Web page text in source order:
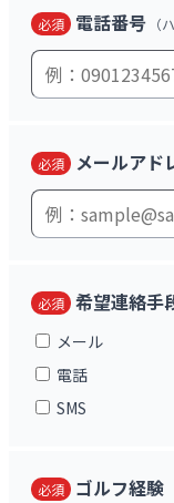
必須 電話番号 （
必須 メールアド
必須 希望連絡手
メール
電話
SMS
必須 ゴルフ経験